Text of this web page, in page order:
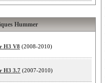
Hummer
H3 V8 (2008-2010)
H3 3.7 (2007-2010)